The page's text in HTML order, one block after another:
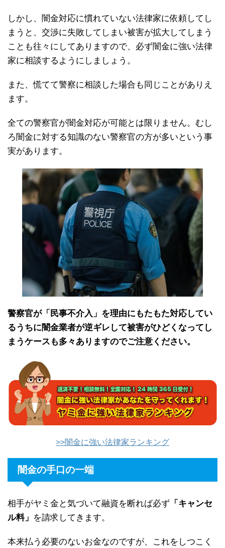
しかし、闇金対応に慣れていない法律家に依頼してし
まうと、交渉に失敗してしまい被害が拡大してしまう
ことも往々にしてありますので、必ず闇金に強い法律
家に相談するようにしましょう。
また、慌てて警察に相談した場合も同じことがありえ
ます。
全ての警察官が闇金対応が可能とは限りません。むし
ろ闇金に対する知識のない警察官の方が多いという事
実があります。
警察官が「民事不介入」を理由にもたもた対応してい
るうちに闇金業者が逆ギレして被害がひどくなってし
まうケースも多々ありますのでご注意ください。
>>闇金に強い法律家ランキング
闇金の手口の一端
相手がヤミ金と気づいて融資を断れば必ず 「キャンセ
ル料」 を請求してきます。
本来払う必要のないお金なのですが、これをしつこく